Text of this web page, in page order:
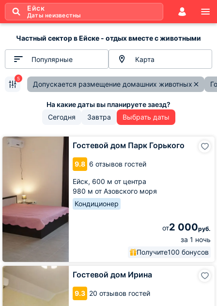
Ейск
Даты неизвестны
Частный сектор в Ейске - отдых вместе с животными
Популярные Карта
Допускается размещение домашних животных
5
Сегодня Завтра Выбрать даты
Гостевой дом Парк Горького
9.8 6 отзывов гостей
Ейск, 600 м от центра
980 м от Азовского моря
Кондиционер
от2 000руб.
за 1 ночь
Получите100 бонусов
Гостевой
дом
Горького
Гостевой дом Ирина
9.3 20 отзывов гостей
Гостевой
дом
Ирина